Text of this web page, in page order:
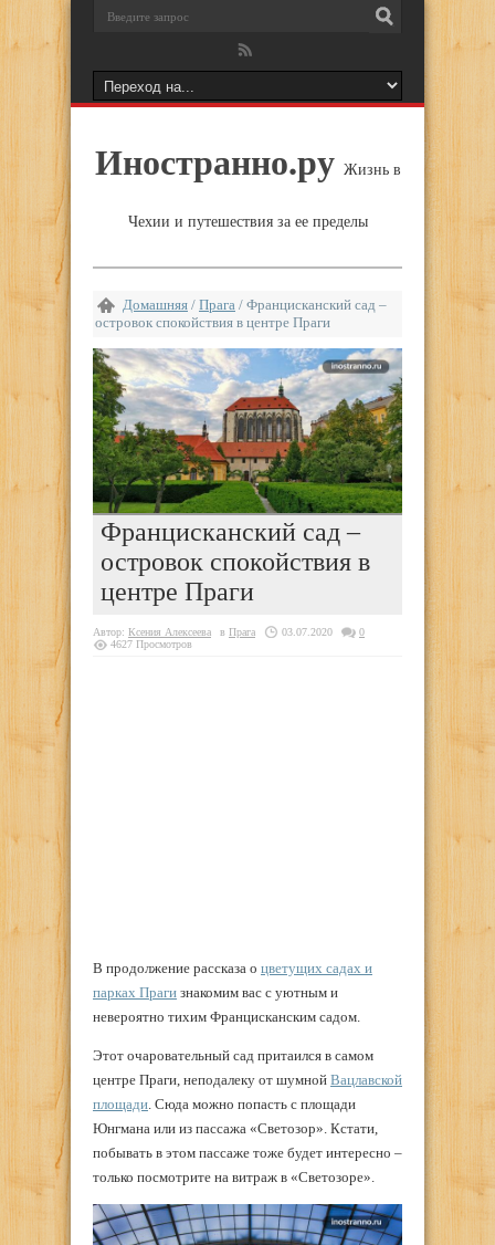
Иностранно.ру Жизнь в
Чехии и путешествия за ее пределы
Домашняя / Прага / Францисканский сад –
островок спокойствия в центре Праги
Францисканский сад –
островок спокойствия в
центре Праги
Автор: Ксения Алексеева в Прага 03.07.2020
0
4627 Просмотров
В продолжение рассказа о цветущих садах и
парках Праги знакомим вас с уютным и
невероятно тихим Францисканским садом.
Этот очаровательный сад притаился в самом
центре Праги, неподалеку от шумной Вацлавской
площади . Сюда можно попасть с площади
Юнгмана или из пассажа «Светозор». Кстати,
побывать в этом пассаже тоже будет интересно –
только посмотрите на витраж в «Светозоре».